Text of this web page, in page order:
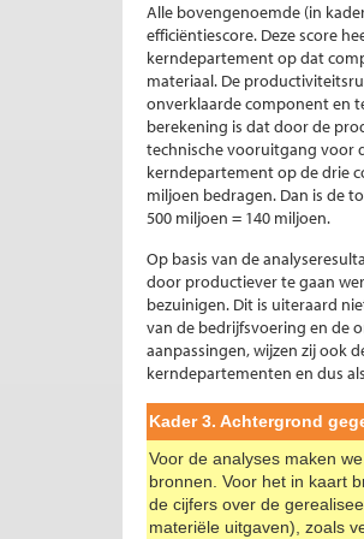
Alle bovengenoemde (in
efficiëntiescore. Deze score
kerndepartement op dat
materiaal. De
onverklaarde component en
berekening is dat door de
technische vooruitgang voor
kerndepartement op de drie
miljoen bedragen. Dan is de
500 miljoen = 140 miljoen.
Op basis van de
door productiever te gaan
bezuinigen. Dit is uiteraard
van de bedrijfsvoering en de
aanpassingen, wijzen zij ook
kerndepartementen en dus
Kader 3. Achtergrond
Voor de analyses maken
bronnen. Voor het in kaart
de cijfers over de
materiële uitgaven), zoals